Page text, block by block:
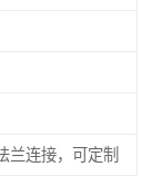
兰连接，可定制